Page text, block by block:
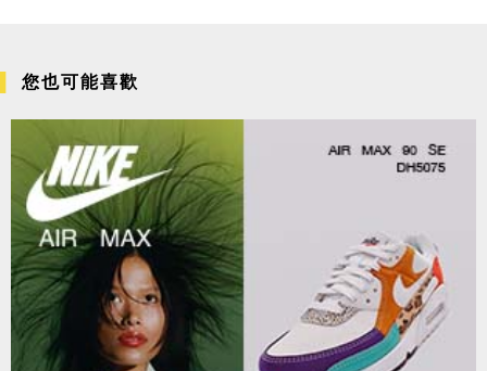
您也可能喜歡